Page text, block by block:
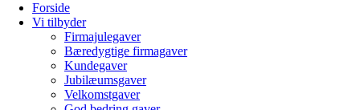
Forside
Vi tilbyder
Firmajulegaver
Bæredygtige firmagaver
Kundegaver
Jubilæumsgaver
Velkomstgaver